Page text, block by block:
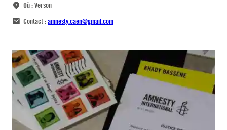
Où :Verson
Contact :amnesty.caen@gmail.com